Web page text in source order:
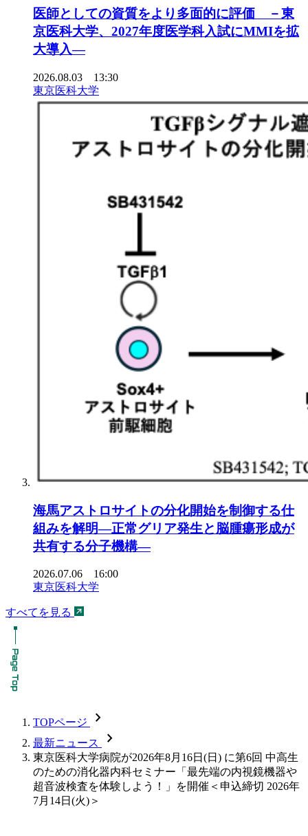
医師としての資質をより多面的に評価 －東
京医科大学、2027年度医学科入試にMMIを拡
大導入―
2026.08.03 13:30
東京医科大学
海馬アストロサイトの分化開始を制御する仕
組みを解明―正常グリア発生と脳腫瘍形成が
共有する分子機構―
2026.07.06 16:00
東京医科大学
すべてを見る
TOPページ chevron_forward
最新ニュース chevron_forward
東京医科大学病院が2026年8月16日(日) に第6回 中高生
のための消化器内科セミナー「最先端の内視鏡機器や
超音波検査を体験しよう！」を開催＜申込締切 2026年
7月14日(火)＞